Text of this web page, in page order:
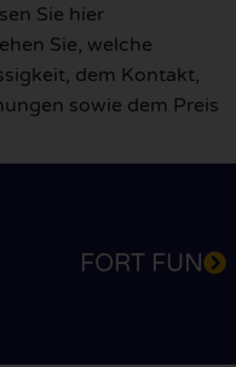
Sie hier
Sie, welche
dem Kontakt,
sowie dem Preis
FORT FUN